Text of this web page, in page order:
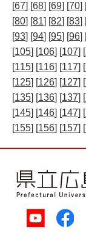
[67] [68] [69] [70]
[80] [81] [82] [83]
[93] [94] [95] [96]
[105] [106] [107] [
[115] [116] [117] [
[125] [126] [127] [
[135] [136] [137] [
[145] [146] [147] [
[155] [156] [157] [